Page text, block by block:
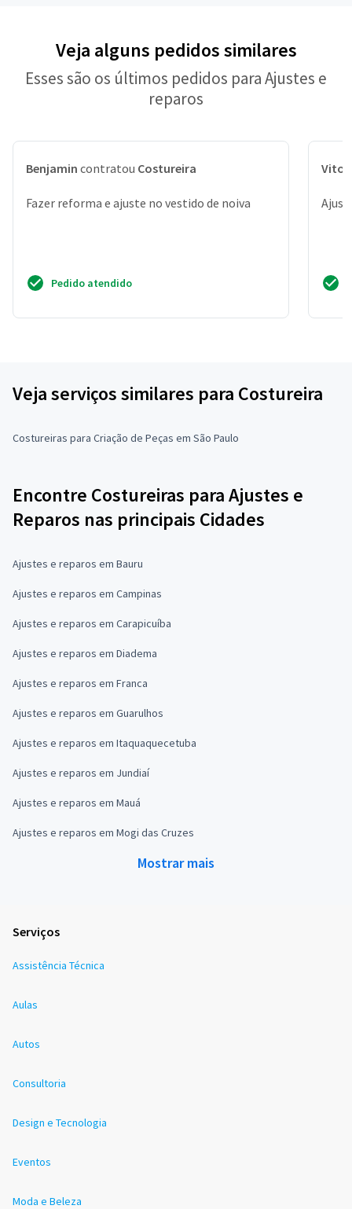
Veja alguns pedidos similares
Esses são os últimos pedidos para Ajustes e
reparos
Benjamin contratou Costureira
Fazer reforma e ajuste no vestido de noiva
Pedido atendido
Vitor
Veja serviços similares para Costureira
Costureiras para Criação de Peças em São Paulo
Encontre Costureiras para Ajustes e
Reparos nas principais Cidades
Ajustes e reparos em Bauru
Ajustes e reparos em Campinas
Ajustes e reparos em Carapicuíba
Ajustes e reparos em Diadema
Ajustes e reparos em Franca
Ajustes e reparos em Guarulhos
Ajustes e reparos em Itaquaquecetuba
Ajustes e reparos em Jundiaí
Ajustes e reparos em Mauá
Ajustes e reparos em Mogi das Cruzes
Mostrar mais
Serviços
Assistência Técnica
Aulas
Autos
Consultoria
Design e Tecnologia
Eventos
Moda e Beleza